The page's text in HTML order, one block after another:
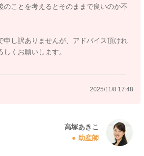
のことを考えるとそのままで良いのか不
申し訳ありませんが、アドバイス頂けれ
くお願いします。
2025/11/8 17:48
高塚あきこ
助産師